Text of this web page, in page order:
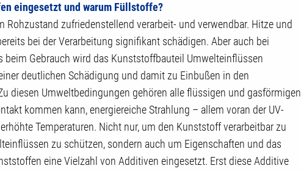
eingesetzt und warum Füllstoffe?
zufriedenstellend verarbeit- und verwendbar. Hitze und
bei der Verarbeitung signifikant schädigen. Aber auch bei
beim Gebrauch wird das Kunststoffbauteil Umwelteinflüssen
deutlichen Schädigung und damit zu Einbußen in den
diesen Umweltbedingungen gehören alle flüssigen und gasförmigen
kommen kann, energiereiche Strahlung – allem voran der UV-
Temperaturen. Nicht nur, um den Kunststoff verarbeitbar zu
zu schützen, sondern auch um Eigenschaften und das
eine Vielzahl von Additiven eingesetzt. Erst diese Additive